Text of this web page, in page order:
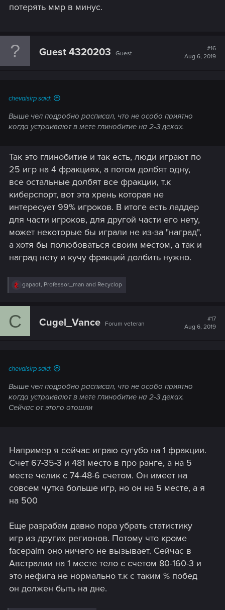
потерять ммр в минус.
Guest 4320203 Guest
#16
Aug 6, 2019
chevaisirp said:
Выше чел подробно расписал, что не особо приятно
когда устраивают в мете глинобитие на 2-3 деках.
Так это глинобитие и так есть, люди играют по
25 игр на 4 фракциях, а потом долбят одну,
все остальные долбят все фракции, т.к
киберспорт, вот эта хрень которая не
интересует 99% игроков. В итоге есть ладдер
для части игроков, для другой части его нету,
может некоторые бы играли не из-за "наград",
а хотя бы полюбоваться своим местом, а так и
наград нету и кучу фракций долбить нужно.
R
c
gapaot, Professor_man and Recyclop
C Cugel_Vance Forum veteran
#17
Aug 6, 2019
chevaisirp said:
Выше чел подробно расписал, что не особо приятно
когда устраивают в мете глинобитие на 2-3 деках.
Сейчас от этого отошли
Например я сейчас играю сугубо на 1 фракции.
Счет 67-35-3 и 481 место в про ранге, а на 5
месте челик с 74-48-6 счетом. Он имеет на
совсем чутка больше игр, но он на 5 месте, а я
на 500
Еще разрабам давно пора убрать статистику
игр из других регионов. Потому что кроме
facepalm оно ничего не вызывает. Сейчас в
Австралии на 1 месте тело с счетом 80-160-3 и
это нефига не нормально т.к с таким % побед
он должен быть на дне.